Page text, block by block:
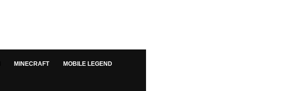
MINECRAFT MOBILE LEGEND